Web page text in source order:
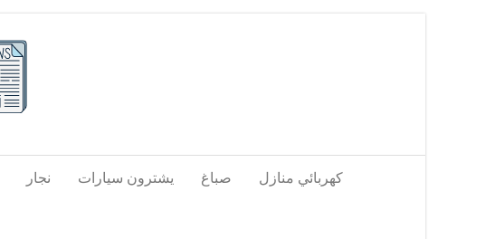
نجار يشترون سيارات صباغ كهربائي منازل